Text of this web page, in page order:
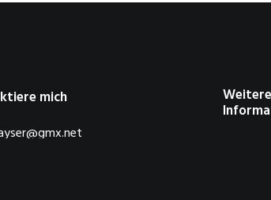
mich Weitere